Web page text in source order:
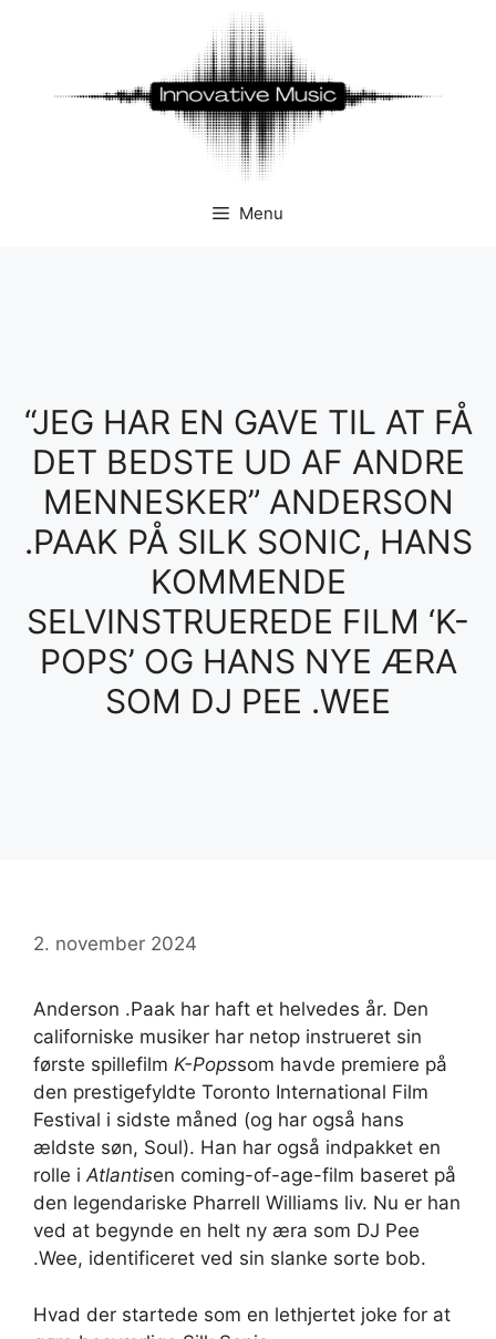
Menu
“JEG HAR EN GAVE TIL AT FÅ
DET BEDSTE UD AF ANDRE
MENNESKER” ANDERSON
.PAAK PÅ SILK SONIC, HANS
KOMMENDE
SELVINSTRUEREDE FILM ‘K-
POPS’ OG HANS NYE ÆRA
SOM DJ PEE .WEE
2. november 2024
Anderson .Paak har haft et helvedes år. Den
californiske musiker har netop instrueret sin
første spillefilm K-Popssom havde premiere på
den prestigefyldte Toronto International Film
Festival i sidste måned (og har også hans
ældste søn, Soul). Han har også indpakket en
rolle iAtlantisen coming-of-age-film baseret på
den legendariske Pharrell Williams liv. Nu er han
ved at begynde en helt ny æra som DJ Pee
.Wee, identificeret ved sin slanke sorte bob.
Hvad der startede som en lethjertet joke for at